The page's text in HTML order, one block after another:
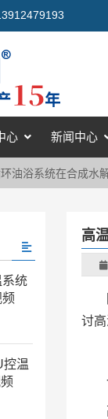
心 新闻中心
油浴系统在合成水
高
讨
统
控温